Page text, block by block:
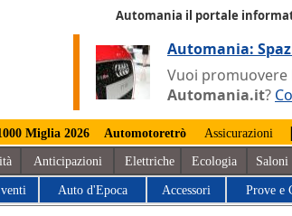
Automania il portale
Automania:
Vuoi promuovere
Automania.it?
Miglia 2026 Automotoretrò Assicurazioni |
Anticipazioni Elettriche Ecologia Saloni
Auto d'Epoca Accessori Prove e